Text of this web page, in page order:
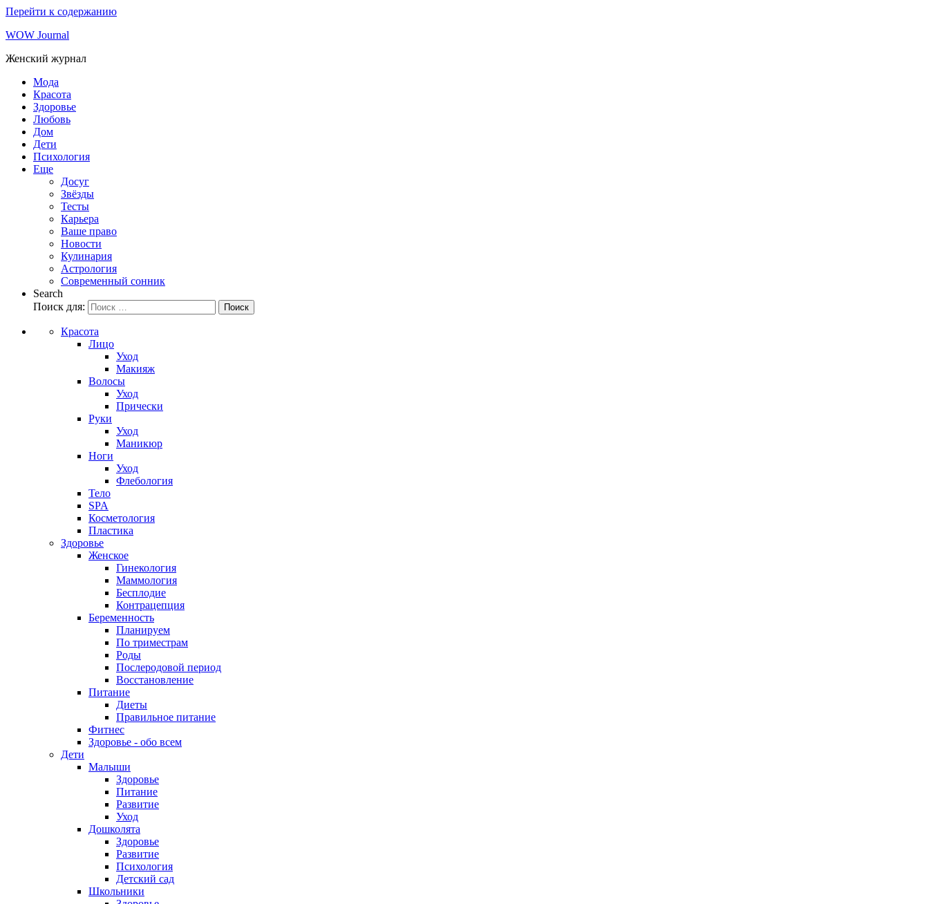
Перейти к содержанию
WOW Journal
Женский журнал
Мода
Красота
Здоровье
Любовь
Дом
Дети
Психология
Еще
Досуг
Звёзды
Тесты
Карьера
Ваше право
Новости
Кулинария
Астрология
Современный сонник
Search
Поиск для:
Поиск
Красота
Лицо
Уход
Макияж
Волосы
Уход
Прически
Руки
Уход
Маникюр
Ноги
Уход
Флебология
Тело
SPA
Косметология
Пластика
Здоровье
Женское
Гинекология
Маммология
Бесплодие
Контрацепция
Беременность
Планируем
По триместрам
Роды
Послеродовой период
Восстановление
Питание
Диеты
Правильное питание
Фитнес
Здоровье - обо всем
Дети
Малыши
Здоровье
Питание
Развитие
Уход
Дошколята
Здоровье
Развитие
Психология
Детский сад
Школьники